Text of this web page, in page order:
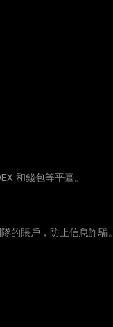
和錢包等平臺。
的賬戶，防止信息詐騙。